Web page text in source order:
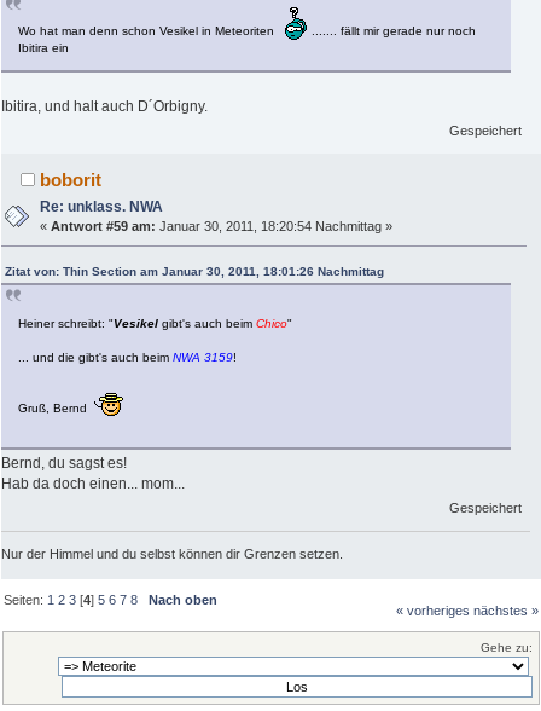
Wo hat man denn schon Vesikel in Meteoriten
....... fällt mir gerade nur noch
Ibitira ein
Ibitira, und halt auch D´Orbigny.
Gespeichert
boborit
Re: unklass. NWA
«Antwort #59 am: Januar 30, 2011, 18:20:54 Nachmittag »
Zitat von: Thin Section am Januar 30, 2011, 18:01:26 Nachmittag
Heiner schreibt: "Vesikel gibt's auch beim Chico"
... und die gibt's auch beim NWA 3159!
Gruß, Bernd
Bernd, du sagst es!
Hab da doch einen... mom...
Gespeichert
Nur der Himmel und du selbst können dir Grenzen setzen.
Seiten:1 2 3 [4]5 6 7 8 Nach oben
« vorheriges nächstes »
Gehe zu: